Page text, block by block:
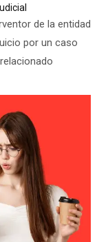
de la entidad
por un caso